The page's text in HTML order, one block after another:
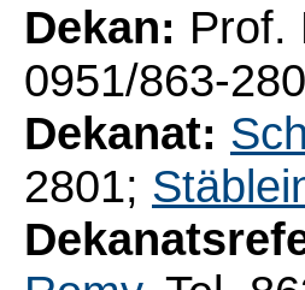
Dekan:
0951/863-
Dekanat:
2801;